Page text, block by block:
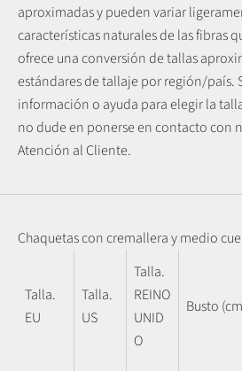
aproximadas y pueden variar
características naturales de las fibras
ofrece una conversión de tallas
estándares de tallaje por región/país.
información o ayuda para elegir la
no dude en ponerse en contacto con
Atención al Cliente.
Chaquetas con cremallera y medio
Talla.
EU
Talla.
US
Talla.
REINO
UNID
O
Busto